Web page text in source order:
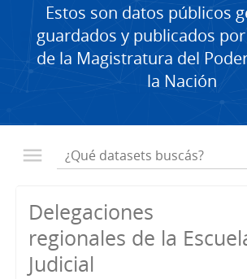
Estos son datos públicos
guardados y publicados
de la Magistratura del
la Nación
Delegaciones
regionales de la
Judicial